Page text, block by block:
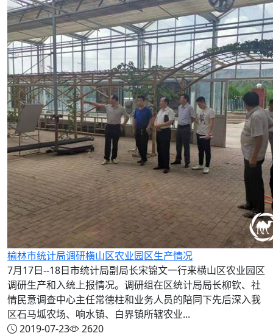
榆林市统计局调研横山区农业园区生产情况
7月17日--18日市统计局副局长宋锦文一行来横山区农业园区
调研生产和入统上报情况。调研组在区统计局局长柳钦、社
情民意调查中心主任常德柱和业务人员的陪同下先后深入我
区石马坬农场、响水镇、白界镇所辖农业...
2019-07-23
2620